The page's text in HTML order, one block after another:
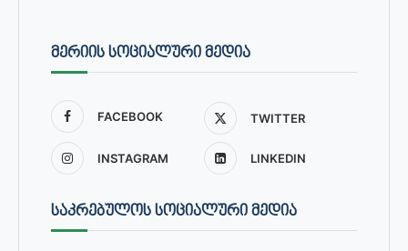
ᲛᲔᲠᲘᲘᲡ ᲡᲝᲪᲘᲐᲚᲣᲠᲘ ᲛᲔᲓᲘᲐ
FACEBOOK TWITTER
INSTAGRAM LINKEDIN
ᲡᲐᲙᲠᲔᲑᲣᲚᲝᲡ ᲡᲝᲪᲘᲐᲚᲣᲠᲘ ᲛᲔᲓᲘᲐ